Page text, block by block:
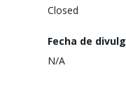
Closed
Fecha de
N/A